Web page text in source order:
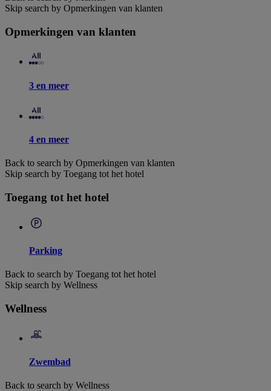
Skip search by Opmerkingen van klanten
Opmerkingen van klanten
3 en meer
4 en meer
Back to search by Opmerkingen van klanten
Skip search by Toegang tot het hotel
Toegang tot het hotel
Parking
Back to search by Toegang tot het hotel
Skip search by Wellness
Wellness
Zwembad
Back to search by Wellness